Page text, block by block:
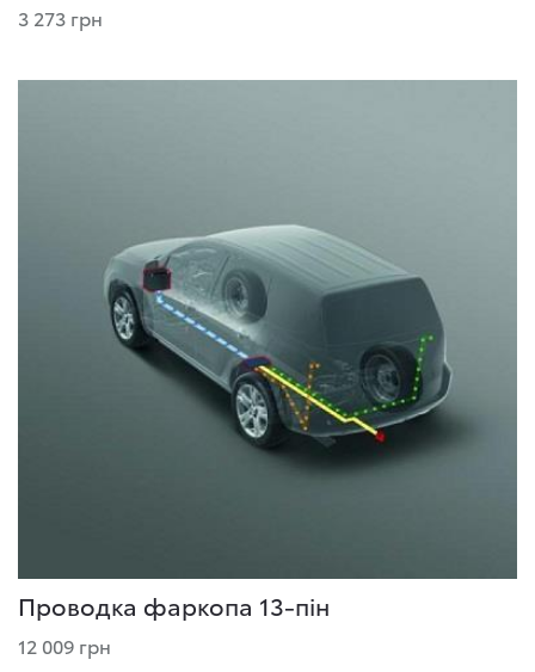
3 273 грн
Проводка фаркопа 13-пін
12 009 грн